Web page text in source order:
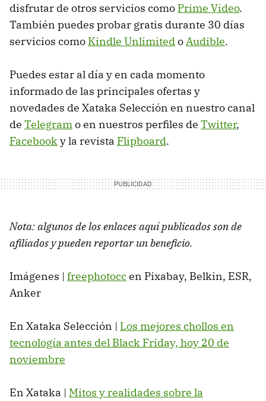
disfrutar de otros servicios como Prime Video.
También puedes probar gratis durante 30 días
servicios como Kindle UnlimitedoAudible.
Puedes estar al día y en cada momento
informado de las principales ofertas y
novedades de Xataka Selección en nuestro canal
de Telegramo en nuestros perfiles de Twitter,
Facebooky la revista Flipboard.
Nota: algunos de los enlaces aquí publicados son de
afiliados y pueden reportar un beneficio.
Imágenes | freephotoccen Pixabay, Belkin, ESR,
Anker
En Xataka Selección | Los mejores chollos en
tecnología antes del Black Friday, hoy 20 de
noviembre
En Xataka | Mitos y realidades sobre la